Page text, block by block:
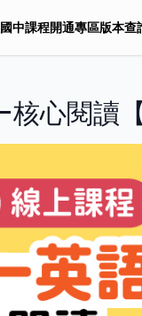
國中課程開通專區版本查
心閱讀